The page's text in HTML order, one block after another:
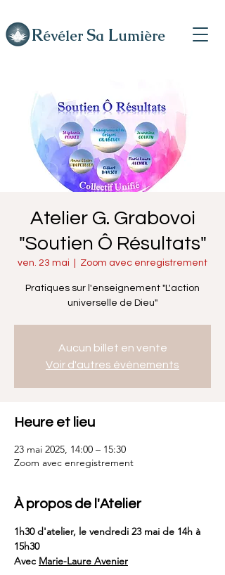
Révéler Sa Lumière
Atelier G. Grabovoi
"Soutien Ô Résultats"
ven. 23 mai Zoom avec enregistrement
Pratiques sur l'enseignement "L'action
universelle de Dieu"
Aucun billet en vente
Voir d'autres événements
Heure et lieu
23 mai 2025, 14:00 – 15:30
Zoom avec enregistrement
À propos de l'Atelier
1h30 d'atelier, le vendredi 23 mai de 14h à
15h30
Avec Marie-Laure Avenier